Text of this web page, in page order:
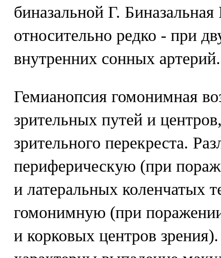
биназальной Г. Биназальная
относительно редко - при
внутренних сонных артерий.
Гемианопсия гомонимная
зрительных путей и
зрительного перекреста.
периферическую (при
и латеральных коленчатых
гомонимную (при
и корковых центров